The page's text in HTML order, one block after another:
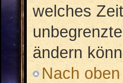
welches
ändern
Nach oben